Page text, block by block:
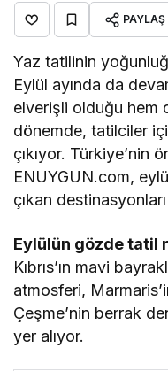
PAYLAŞ
Yaz tatilinin
Eylül ayında da
elverişli olduğu hem
dönemde, tatilciler
çıkıyor. Türkiye’nin
ENUYGUN.com,
çıkan
Eylülün gözde tatil
Kıbrıs’ın mavi
atmosferi,
Çeşme’nin berrak
yer alıyor.